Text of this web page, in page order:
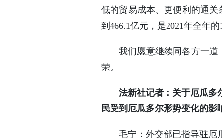
低的贸易成本、更便利的通关
到466.1亿元，是2021年全年的
我们愿意继续同各方一道
荣。
法新社记者：关于厄瓜多
民受到厄瓜多尔形势变化的影
毛宁：外交部已指导驻厄